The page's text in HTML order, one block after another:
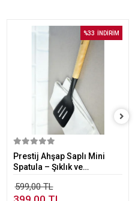
%33 İNDİRİM
Sepete Ekle
Prestij Ahşap Saplı Mini
Spatula – Şıklık ve
599,00 TL